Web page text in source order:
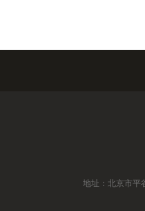
地址：北京市平